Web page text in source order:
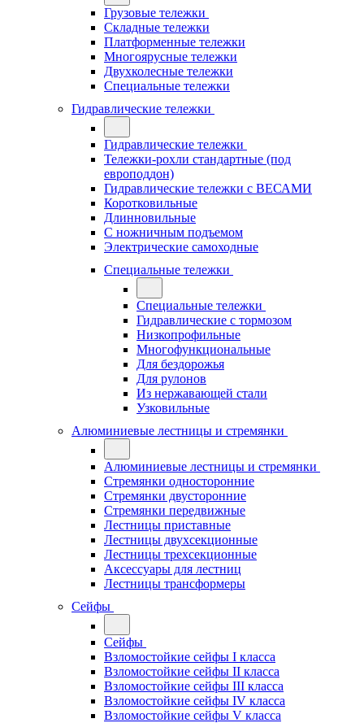
Грузовые тележки
Складные тележки
Платформенные тележки
Многоярусные тележки
Двухколесные тележки
Специальные тележки
Гидравлические тележки
Гидравлические тележки
Тележки-рохли стандартные (под
европоддон)
Гидравлические тележки с ВЕСАМИ
Коротковильные
Длинновильные
С ножничным подъемом
Электрические самоходные
Специальные тележки
Специальные тележки
Гидравлические с тормозом
Низкопрофильные
Многофункциональные
Для бездорожья
Для рулонов
Из нержавающей стали
Узковильные
Алюминиевые лестницы и стремянки
Алюминиевые лестницы и стремянки
Стремянки односторонние
Стремянки двусторонние
Стремянки передвижные
Лестницы приставные
Лестницы двухсекционные
Лестницы трехсекционные
Аксессуары для лестниц
Лестницы трансформеры
Сейфы
Сейфы
Взломостойкие сейфы I класса
Взломостойкие сейфы II класса
Взломостойкие сейфы III класса
Взломостойкие сейфы IV класса
Взломостойкие сейфы V класса